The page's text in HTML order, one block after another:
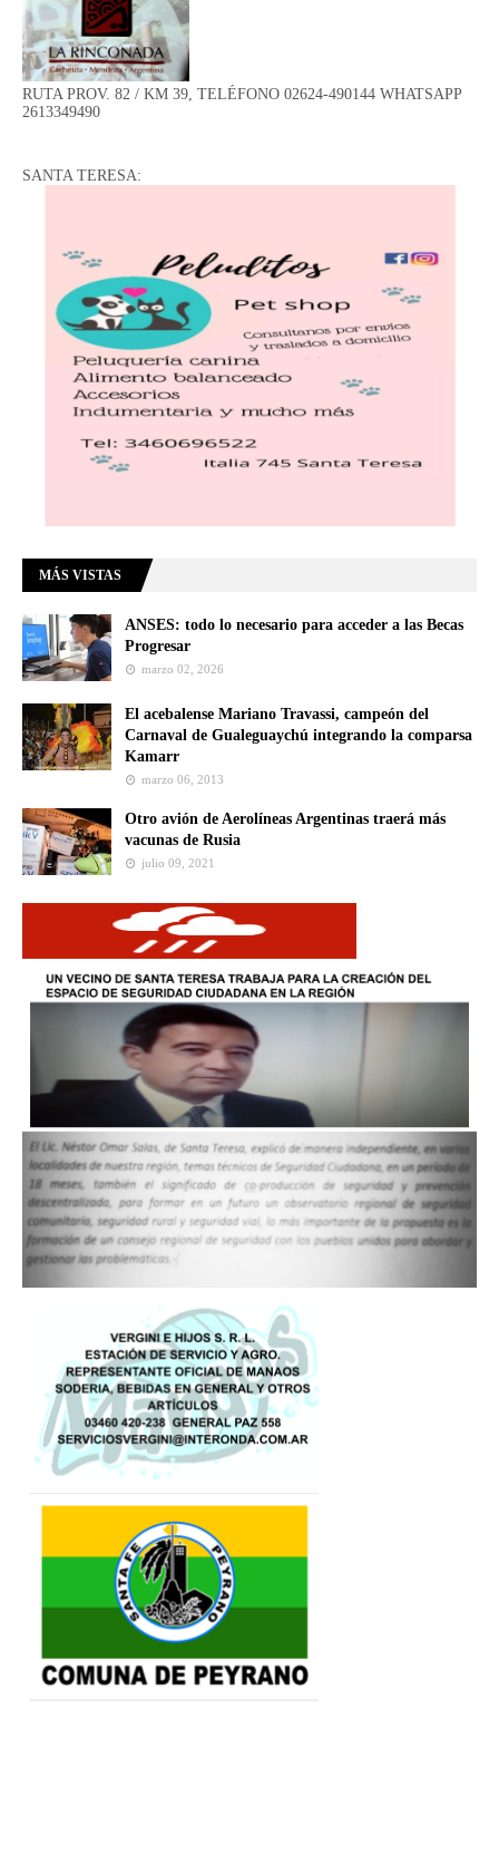
RUTA PROV. 82 / KM 39, TELÉFONO 02624-490144 WHATSAPP
2613349490
SANTA TERESA:
MÁS VISTAS
ANSES: todo lo necesario para acceder a las Becas
Progresar
marzo 02, 2026
El acebalense Mariano Travassi, campeón del
Carnaval de Gualeguaychú integrando la comparsa
Kamarr
marzo 06, 2013
Otro avión de Aerolíneas Argentinas traerá más
vacunas de Rusia
julio 09, 2021